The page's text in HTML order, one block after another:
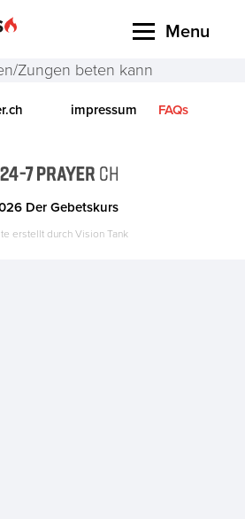
Menu
Zungen beten kann
Der Gebetskurs
impressum FAQs
erstellt durch Vision Tank